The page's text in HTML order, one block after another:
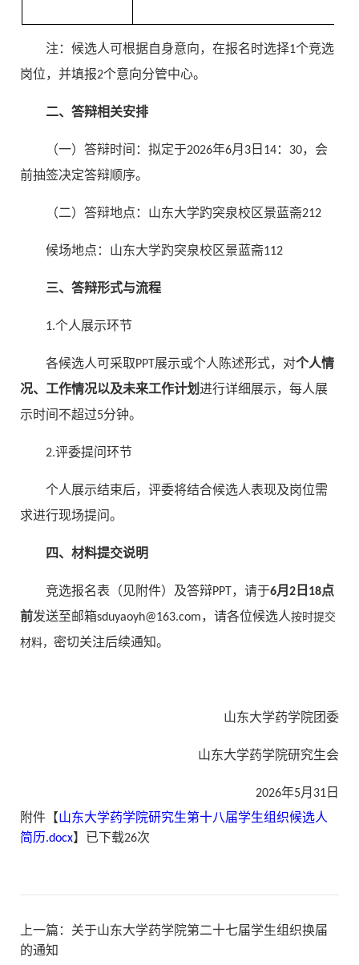
注：候选人可根据自身意向，在报名时选择1个竞选
岗位，并填报2个意向分管中心。
二、答辩相关安排
（一）答辩时间：拟定于2026年6月3日14：30，会
前抽签决定答辩顺序。
（二）答辩地点：山东大学趵突泉校区景蓝斋212
候场地点：山东大学趵突泉校区景蓝斋112
三、答辩形式与流程
1.个人展示环节
各候选人可采取PPT展示或个人陈述形式，对个人情
况、工作情况以及未来工作计划进行详细展示，每人展
示时间不超过5分钟。
2.评委提问环节
个人展示结束后，评委将结合候选人表现及岗位需
求进行现场提问。
四、材料提交说明
竞选报名表（见附件）及答辩PPT，请于6月2日18点
前发送至邮箱sduyaoyh@163.com，请各位候选人按时提交
材料， 密切关注后续通知。
山东大学药学院团委
山东大学药学院研究生会
2026年5月31日
附件【山东大学药学院研究生第十八届学生组织候选人
简历.docx】已下载26次
上一篇： 关于山东大学药学院第二十七届学生组织换届
的通知